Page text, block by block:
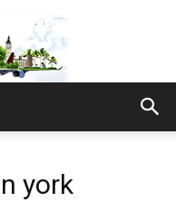
york